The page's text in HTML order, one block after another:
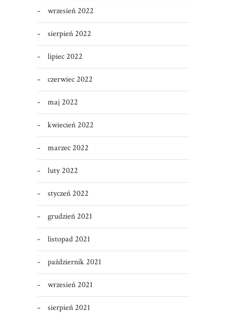
wrzesień 2022
sierpień 2022
lipiec 2022
czerwiec 2022
maj 2022
kwiecień 2022
marzec 2022
luty 2022
styczeń 2022
grudzień 2021
listopad 2021
październik 2021
wrzesień 2021
sierpień 2021